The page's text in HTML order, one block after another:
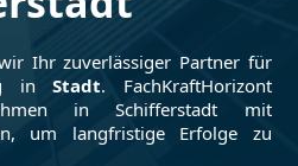
Ihr zuverlässiger Partner für
inStadt. FachKraftHorizont
inSchifferstadt mit
um langfristige Erfolge zu